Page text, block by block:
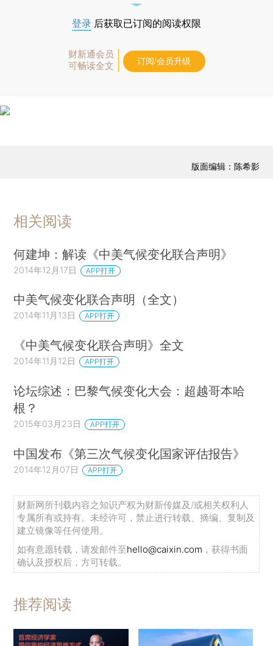
登录 后获取已订阅的阅读权限
财新通会员
可畅读全文
订阅/会员升级
版面编辑：陈希影
相关阅读
何建坤：解读《中美气候变化联合声明》
2014年12月17日 APP打开
中美气候变化联合声明（全文）
2014年11月13日 APP打开
《中美气候变化联合声明》全文
2014年11月12日 APP打开
论坛综述：巴黎气候变化大会：超越哥本哈
根？
2015年03月23日 APP打开
中国发布《第三次气候变化国家评估报告》
2014年12月07日 APP打开
财新网所刊载内容之知识产权为财新传媒及/或相关权利人
专属所有或持有。未经许可，禁止进行转载、摘编、复制及
建立镜像等任何使用。
如有意愿转载，请发邮件至hello@caixin.com ，获得书面
确认及授权后，方可转载。
推荐阅读